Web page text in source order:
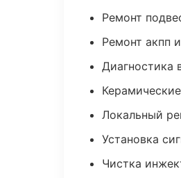
Ремонт
Ремонт акпп
Диагностика
Локальный
Установка
Чистка